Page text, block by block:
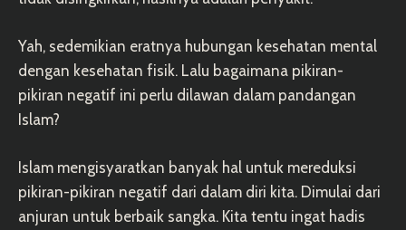
Yah, sedemikian eratnya hubungan kesehatan mental
dengan kesehatan fisik. Lalu bagaimana pikiran-
pikiran negatif ini perlu dilawan dalam pandangan
Islam?
Islam mengisyaratkan banyak hal untuk mereduksi
pikiran-pikiran negatif dari dalam diri kita. Dimulai dari
anjuran untuk berbaik sangka. Kita tentu ingat hadis